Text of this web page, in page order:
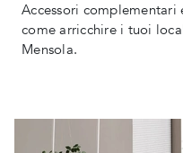
Accessori
come arricchire i tuoi
Mensola.